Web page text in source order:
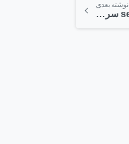
نوشته بعدی
شرکت seagate سری جدید هارد دیسک های خود را با ظرفیت ده ترابایت به بازار معرفی کرد